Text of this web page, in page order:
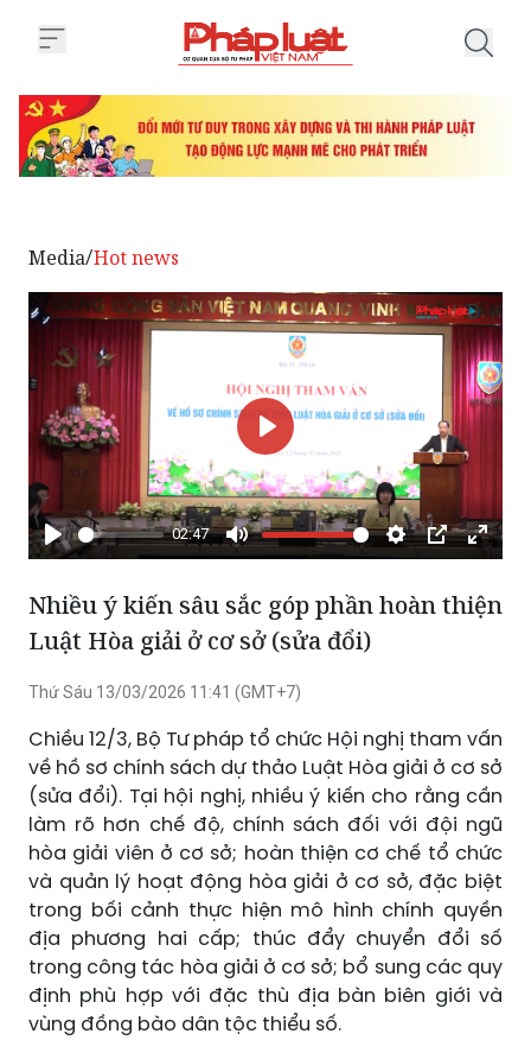
Media/Hot news
Phát
02:47
Tắt
tiếng
Cài
đặt
Chế
độ
Xem
toàn
màn
Phát
Nhiều ý kiến sâu sắc góp phần hoàn thiện
Luật Hòa giải ở cơ sở (sửa đổi)
Thứ Sáu 13/03/2026 11:41 (GMT+7)
Chiều 12/3, Bộ Tư pháp tổ chức Hội nghị tham vấn
về hồ sơ chính sách dự thảo Luật Hòa giải ở cơ sở
(sửa đổi). Tại hội nghị, nhiều ý kiến cho rằng cần
làm rõ hơn chế độ, chính sách đối với đội ngũ
hòa giải viên ở cơ sở; hoàn thiện cơ chế tổ chức
và quản lý hoạt động hòa giải ở cơ sở, đặc biệt
trong bối cảnh thực hiện mô hình chính quyền
địa phương hai cấp; thúc đẩy chuyển đổi số
trong công tác hòa giải ở cơ sở; bổ sung các quy
định phù hợp với đặc thù địa bàn biên giới và
vùng đồng bào dân tộc thiểu số.